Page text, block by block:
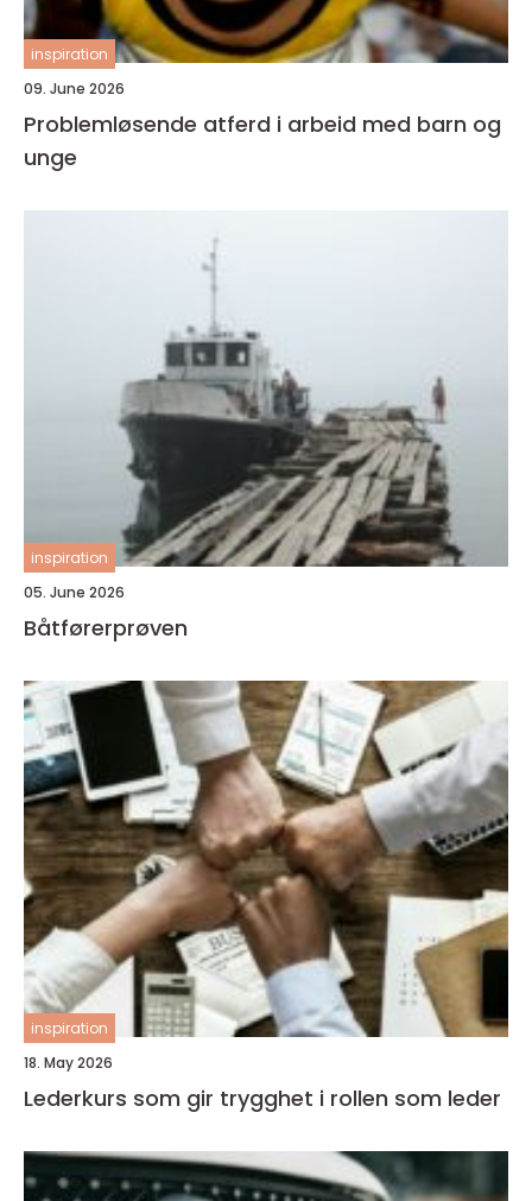
inspiration
09. June 2026
Problemløsende atferd i arbeid med barn og
unge
inspiration
05. June 2026
Båtførerprøven
inspiration
18. May 2026
Lederkurs som gir trygghet i rollen som leder